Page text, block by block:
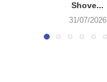
Shove...
31/07/2026